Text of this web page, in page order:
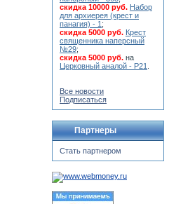
скидка 10000 руб. Набор
для архиерея (крест и
панагия) - 1 ;
скидка 5000 руб. Крест
священника наперсный
№29;
скидка 5000 руб. на
Церковный аналой - Р21
Все новости
Подписаться
Партнеры
Стать партнером